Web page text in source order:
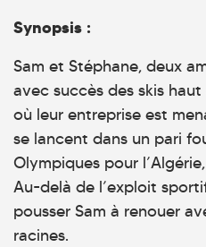
Synopsis :
Sam et Stéphane, deux
avec succès des skis
où leur entreprise est
se lancent dans un pari
Olympiques pour
Au-delà de l’exploit
pousser Sam à renouer
racines.